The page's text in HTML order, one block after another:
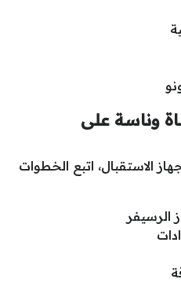
وناسة على
الاستقبال، اتبع الخطوات
الرسيفر